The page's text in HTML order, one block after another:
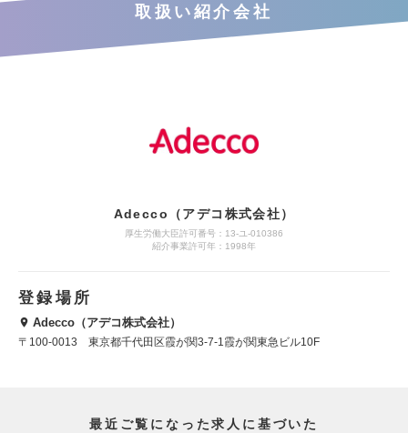
取扱い紹介会社
Adecco（アデコ株式会社）
厚生労働大臣許可番号：13-ユ-010386
紹介事業許可年：1998年
登録場所
Adecco（アデコ株式会社）
〒100-0013 東京都千代田区霞が関3-7-1霞が関東急ビル10F
最近ご覧になった求人に基づいた